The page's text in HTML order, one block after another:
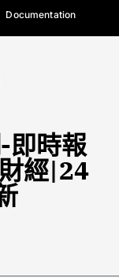
Documentation
即時報
經|24